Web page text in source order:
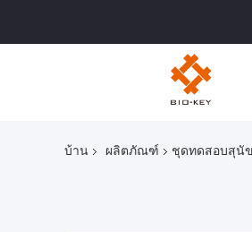
บ้าน ผลิตภัณฑ์ ชุดทดสอบสุนั